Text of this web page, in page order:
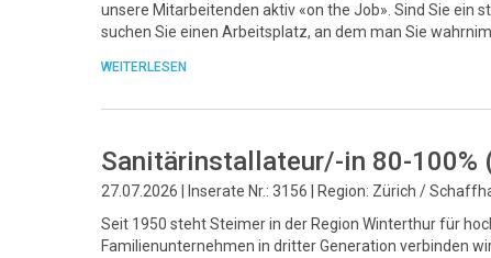
unsere Mitarbeitenden aktiv «on the Job». Sind Sie ein
suchen Sie einen Arbeitsplatz, an dem man Sie
WEITERLESEN
Sanitärinstallateur/-in 80-100%
27.07.2026 | Inserate Nr.: 3156 | Region: Zürich /
Seit 1950 steht Steimer in der Region Winterthur für
Familienunternehmen in dritter Generation verbinden